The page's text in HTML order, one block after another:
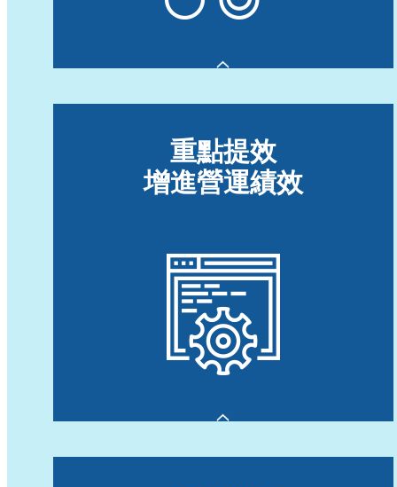
同步規劃，解決採購/物管/生管供需安排問
並同時集成ERP與MES數據，達成企業運
製造現場的一體化。
企業經營運維降本與提效。
重點提效
增進營運績效